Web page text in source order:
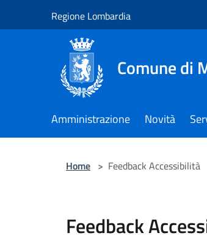
Regione Lombardia
Comune di
Amministrazione Novità
Home > Feedback Accessibilità
Feedback